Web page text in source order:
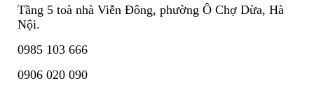
Tầng 5 toà nhà Viễn Đông, phường Ô Chợ Dừa, Hà
Nội.
0985 103 666
0906 020 090